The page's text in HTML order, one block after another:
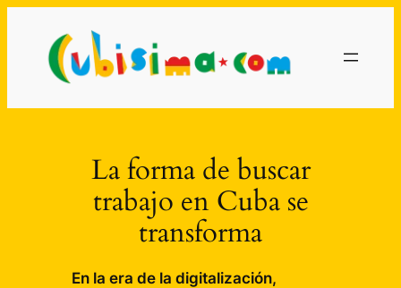
contenido
La forma de buscar
trabajo en Cuba se
transforma
En la era de la digitalización,